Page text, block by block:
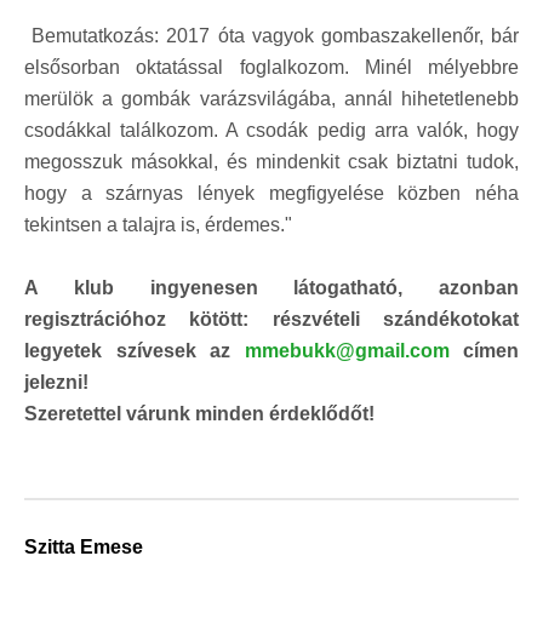
Bemutatkozás: 2017 óta vagyok gombaszakellenőr, bár
elsősorban oktatással foglalkozom. Minél mélyebbre
merülök a gombák varázsvilágába, annál hihetetlenebb
csodákkal találkozom. A csodák pedig arra valók, hogy
megosszuk másokkal, és mindenkit csak biztatni tudok,
hogy a szárnyas lények megfigyelése közben néha
tekintsen a talajra is, érdemes."
A klub ingyenesen látogatható, azonban
regisztrációhoz kötött: részvételi szándékotokat
legyetek szívesek az mmebukk@gmail.comcímen
jelezni!
Szeretettel várunk minden érdeklődőt!
Szitta Emese